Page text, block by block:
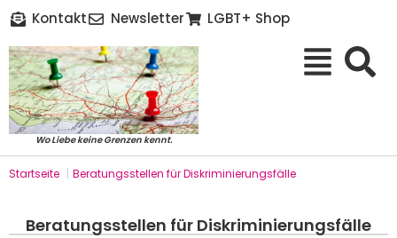
Kontakt Newsletter LGBT+ Shop
Wo Liebe keine Grenzen kennt.
Startseite | Beratungsstellen für Diskriminierungsfälle
Beratungsstellen für Diskriminierungsfälle